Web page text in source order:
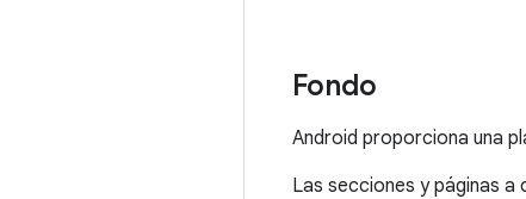
Fondo
Android proporciona una
Las secciones y páginas